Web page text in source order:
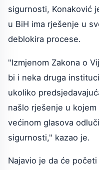
sigurnosti, Konaković
u BiH ima rješenje u
deblokira procese.
"Izmjenom Zakona o
bi i neka druga
ukoliko
našlo rješenje u
većinom glasova
sigurnosti," kazao je.
Najavio je da će